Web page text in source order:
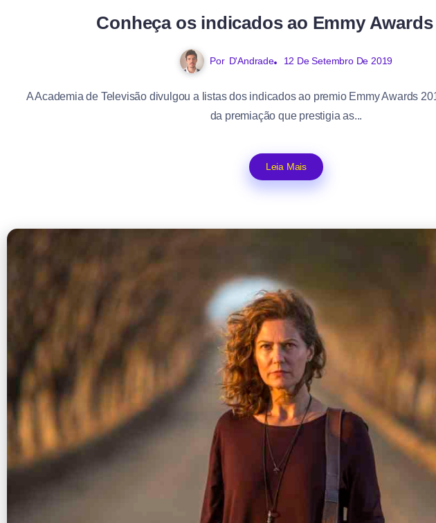
Conheça os indicados ao Emmy Awards
Por D'Andrade 12 De Setembro De 2019
A Academia de Televisão divulgou a listas dos indicados ao premio Emmy Awards
da premiação que prestigia as...
Leia Mais